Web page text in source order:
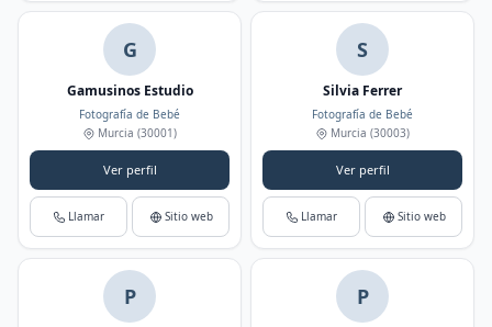
G
Gamusinos Estudio
Fotografía de Bebé
Murcia (30001)
Ver perfil
Llamar Sitio web
S
Silvia Ferrer
Fotografía de Bebé
Murcia (30003)
Ver perfil
Llamar Sitio web
P P